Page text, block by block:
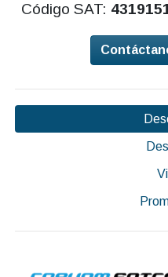
Código SAT: